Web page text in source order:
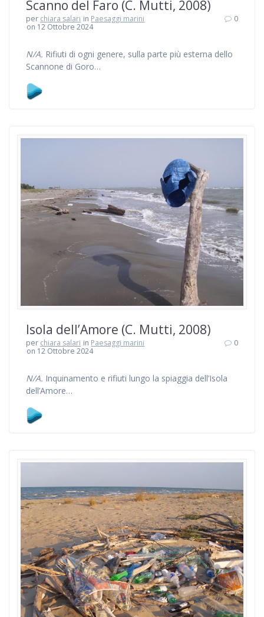
Scanno del Faro (C. Mutti, 2008)
per chiara salari in Paesaggi marini
on 12 Ottobre 2024
0
N/A. Rifiuti di ogni genere, sulla parte più esterna dello
Scannone di Goro…
Isola dell’Amore (C. Mutti, 2008)
per chiara salari in Paesaggi marini
on 12 Ottobre 2024
0
N/A. Inquinamento e rifiuti lungo la spiaggia dell’Isola
dell’Amore…